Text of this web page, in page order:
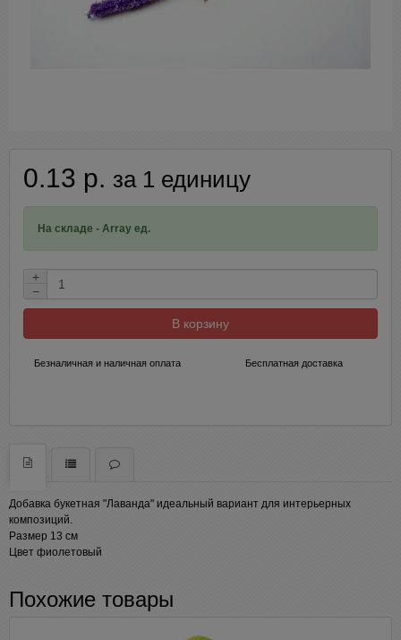
0.13 р. за 1 единицу
На складе - Array ед.
+
−
В корзину
Безналичная и наличная оплата Бесплатная доставка
Добавка букетная "Лаванда" идеальный вариант для интерьерных
композиций.
Размер 13 см
Цвет фиолетовый
Похожие товары